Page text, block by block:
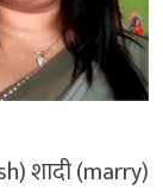
शादी (marry)